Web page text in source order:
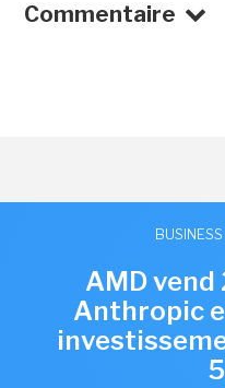
Commentaire
BUSINESS
AMD vend
Anthropic